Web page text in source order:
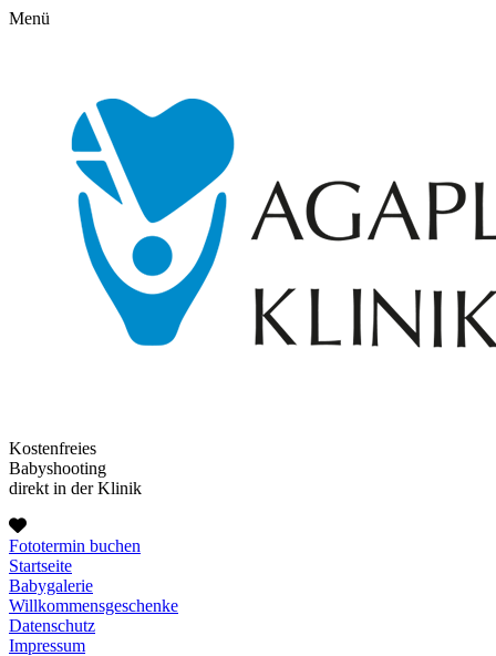
Menü
Kostenfreies
Babyshooting
direkt in der Klinik
Fototermin buchen
Startseite
Babygalerie
Willkommensgeschenke
Datenschutz
Impressum